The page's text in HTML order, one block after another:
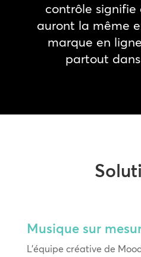
contrôle signifie
auront la même
marque en
partout
Musique sur
L’équipe créative de